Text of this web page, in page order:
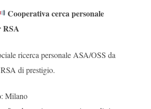
Cooperativa cerca personale
RSA
ricerca personale ASA/OSS da
di prestigio.
: Milano